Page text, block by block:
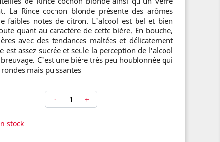
La Rince cochon blonde présente des arômes
faibles notes de citron. L'alcool est bel et bien
quant au caractère de cette bière. En bouche,
avec des tendances maltées et délicatement
est assez sucrée et seule la perception de l'alcool
C'est une bière très peu houblonnée qui
mais puissantes.
stock
- +